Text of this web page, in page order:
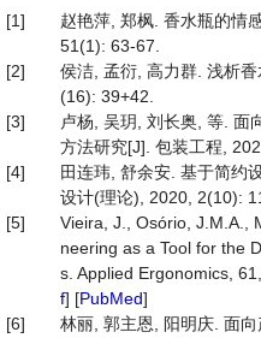
[1]
赵艳萍, 郑枫. 香水瓶的情
51(1): 63-67.
[2]
侯洁, 孟衍, 高力群. 浅析
(16): 39+42.
[3]
卢杨, 吴玥, 刘长奥, 等. 面
方法研究[J]. 包装工程,
[4]
田连玮, 舒余安. 基于简约
设计(理论), 2020, 2(10):
[5]
Vieira, J., Osório, J.M.A.,
neering as a Tool for the
s. Applied Ergonomics,
f] [PubMed]
[6]
林丽, 郭主恩, 阳明庆. 面